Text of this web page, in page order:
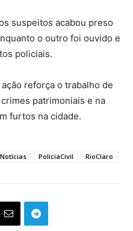
suspeitos acabou preso
o outro foi ouvido e
policiais.
reforça o trabalho de
patrimoniais e na
furtos na cidade.
Notícias PoliciaCivil RioClaro